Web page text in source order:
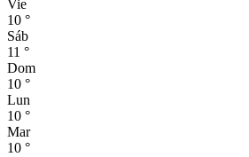
Vie
10 °
Sáb
11 °
Dom
10 °
Lun
10 °
Mar
10 °